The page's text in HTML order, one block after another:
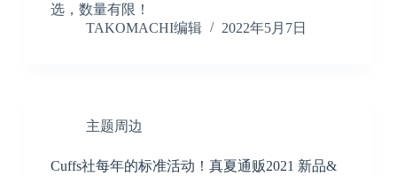
选，数量有限！
TAKOMACHI编辑
2022年5月7日
主题周边
Cuffs社每年的标准活动！真夏通贩2021 新品&